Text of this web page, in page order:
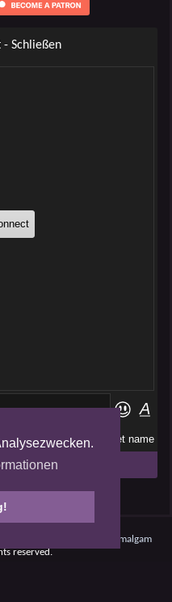
Schließen
auf
Amalgam
reserved.